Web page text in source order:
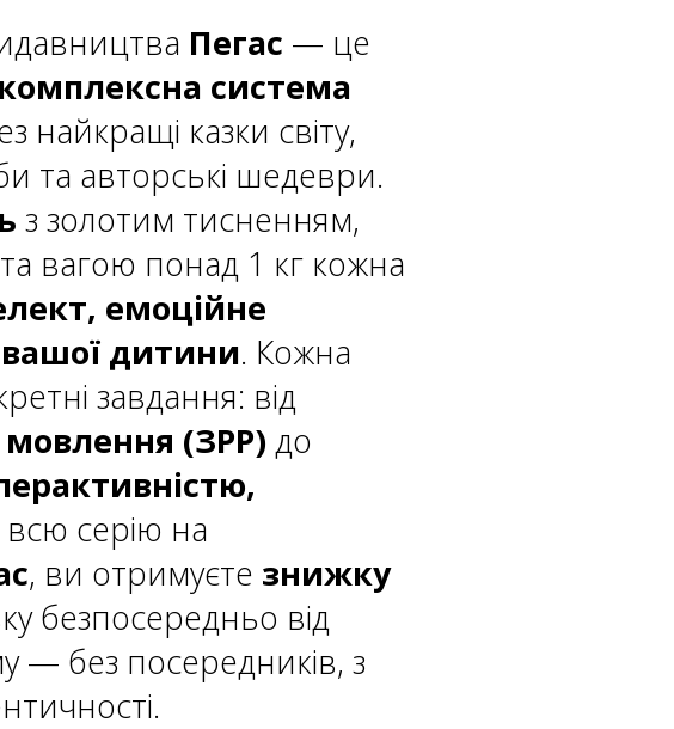
Пегас — це
комплексна система
найкращі казки світу,
та авторські шедеври.
з золотим тисненням,
вагою понад 1 кг кожна
емоційне
дитини. Кожна
завдання: від
(ЗРР) до
серію на
, ви отримуєте знижку
безпосередньо від
— без посередників, з